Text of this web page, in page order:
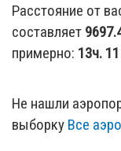
Расстояние от
составляет
примерно: 13ч.
Не нашли
выборку Все